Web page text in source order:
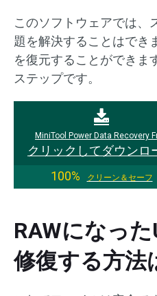
このソフトウェアでは、
題を解決することはでき
を復元することができま
ステップです。
MiniTool Power Data Recovery
クリックしてダウンロ
100%
クリーン＆セーフ
RAWになっ
修復する方法